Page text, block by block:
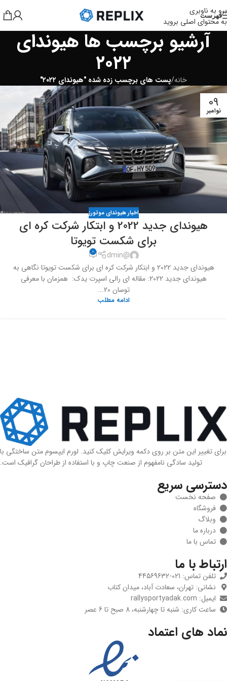
برو به ناوبری
به محتوای اصلی بروید
فهرست
آرشیو برچسب ها هیوندای
۲۰۲۲
خانه/پست های برچسب زده شده "هیوندای ۲۰۲۲"
09
نوامبر
اخبار هیوندای موتورز
هیوندای جدید 2022 و ابتکار شرکت کره ای
برای شکست تویوتا
@dmin
0
هیوندای جدید 2022 و ابتکار شرکت کره ای برای شکست تویوتا نگاهی به
هیوندای جدید 2022: مقاله ای رالی اسپرت یدک: همزمان با معرفی
توسان 20...
ادامه مطلب
برای تغییر این متن بر روی دکمه ویرایش کلیک کنید. لورم ایپسوم متن ساختگی با
تولید سادگی نامفهوم از صنعت چاپ و با استفاده از طراحان گرافیک است.
دسترسی سریع
صفحه نخست
فروشگاه
وبلاگ
درباره ما
تماس با ما
ارتباط با ما
تلفن تماس: 021-44569632
نشانی: تهران، سعادت آباد، میدان کتاب
ایمیل: rallysportyadak.com
ساعت کاری: شنبه تا چهارشنبه، 8 صبح تا 6 عصر
نماد های اعتماد